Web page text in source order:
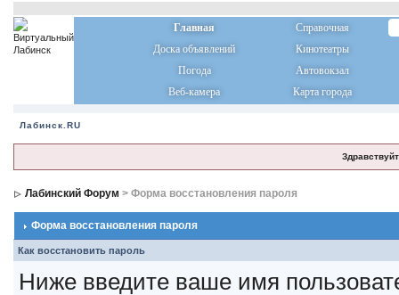
Главная
Справочная
Доска объявлений
Кинотеатры
Погода
Автовокзал
Веб-камера
Карта города
Лабинск.RU
Лабинский Форум > Форма восстановления пароля
Форма восстановления пароля
Как восстановить пароль
Ниже введите ваше имя